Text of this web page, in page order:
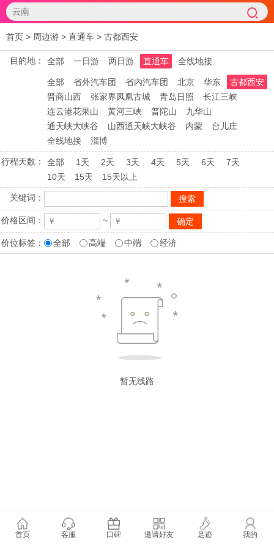
首页 > 周边游 > 直通车 > 古都西安
目的地： 全部 一日游 两日游 直通车 全线地接
全部 省外汽车团 省内汽车团 北京 华东
古都西安
晋商山西
张家界凤凰古城 青岛日照
长江三峡
连云港花果山
黄河三峡 普陀山
九华山
通天峡大峡谷
山西通天峡大峡谷 内蒙
台儿庄
全线地接
淄博
行程天数： 全部 1天 2天 3天 4天 5天 6天
7天
10天
15天 15天以上
关键词：
价格区间： ~
价位标签： 全部 高端 中端 经济
暂无线路
首页 客服 口碑 邀请好友 足迹 我的